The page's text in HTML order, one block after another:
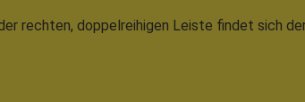
rechten, doppelreihigen Leiste findet sich